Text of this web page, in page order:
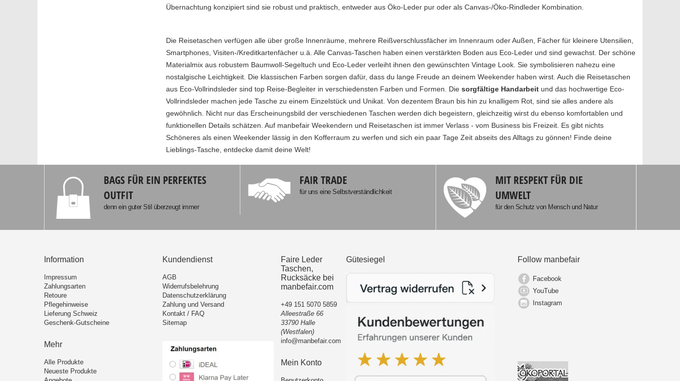
Übernachtung konzipiert sind sie robust und praktisch, entweder aus Öko-Leder pur oder als Canvas-/Öko-Rindleder Kombination.
Die Reisetaschen verfügen alle über große Innenräume, mehrere Reißverschlussfächer im Innenraum oder Außen, Fächer für kleinere Utensilien,
Smartphones, Visiten-/Kreditkartenfächer u.ä. Alle Canvas-Taschen haben einen verstärkten Boden aus Eco-Leder und sind gewachst. Der schöne
Materialmix aus robustem Baumwoll-Segeltuch und Eco-Leder verleiht ihnen den gewünschten Vintage Look. Sie symbolisieren nahezu eine
nostalgische Leichtigkeit. Die klassischen Farben sorgen dafür, dass du lange Freude an deinem Weekender haben wirst. Auch die Reisetaschen
aus Eco-Vollrindsleder sind top Reise-Begleiter in verschiedensten Farben und Formen. Diesorgfältige Handarbeit und das hochwertige Eco-
Vollrindsleder machen jede Tasche zu einem Einzelstück und Unikat. Von dezentem Braun bis hin zu knalligem Rot, sind sie alles andere als
gewöhnlich. Nicht nur das Erscheinungsbild der verschiedenen Taschen werden dich begeistern, gleichzeitig wirst du ebenso komfortablen und
funktionellen Details schätzen. Auf manbefair Weekendern und Reisetaschen ist immer Verlass - vom Business bis Freizeit. Es gibt nichts
Schöneres als einen Weekender lässig in den Kofferraum zu werfen und sich ein paar Tage Zeit abseits des Alltags zu gönnen! Finde deine
Lieblings-Tasche, entdecke damit deine Welt!
BAGS FÜR EIN PERFEKTES
OUTFIT
denn ein guter Stil überzeugt immer
FAIR TRADE
für uns eine Selbstverständlichkeit
MIT RESPEKT FÜR DIE
UMWELT
für den Schutz von Mensch und Natur
Information
Impressum
Zahlungsarten
Retoure
Pflegehinweise
Lieferung Schweiz
Geschenk-Gutscheine
Mehr
Alle Produkte
Neueste Produkte
Kundendienst
AGB
Widerrufsbelehrung
Datenschutzerklärung
Zahlung und Versand
Kontakt / FAQ
Sitemap
Faire Leder
Taschen,
Rucksäcke bei
manbefair.com
+49 151 5070 5859
Alleestraße 66
33790 Halle
(Westfalen)
info@manbefair.com
Mein Konto
Gütesiegel Follow manbefair
Facebook
YouTube
Instagram